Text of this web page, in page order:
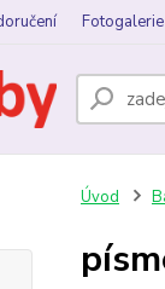
Fotogalerie
Úvod